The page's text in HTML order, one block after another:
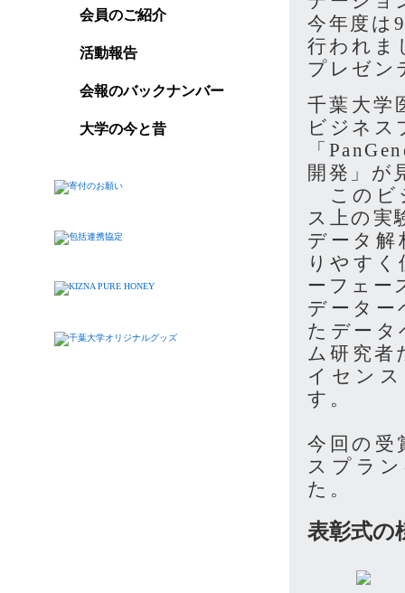
今年度は
行われま
プレゼン
千葉大学
ビジネス
「
開発」が
このビ
ス上の実
データ解
りやす
ーフェー
データー
たデータ
ム研究
イセン
す。
今回の受
スプラ
た。
表彰式の
会員のご紹介
活動報告
会報のバックナンバー
大学の今と昔